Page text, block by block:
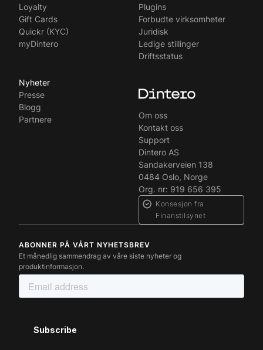
Loyalty
Gift Cards
Quickr (KYC)
myDintero
Plugins
Forbudte virksomheter
Juridisk
Ledige stillinger
Driftsstatus
Nyheter
Presse
Blogg
Partnere
Om oss
Kontakt oss
Support
Dintero AS
Sandakerveien 138
0484 Oslo, Norge
Org. nr: 919 656 395
Konsesjon fra
Finanstilsynet
ABONNER PÅ VÅRT NYHETSBREV
Et månedlig sammendrag av våre siste nyheter og
produktinformasjon.